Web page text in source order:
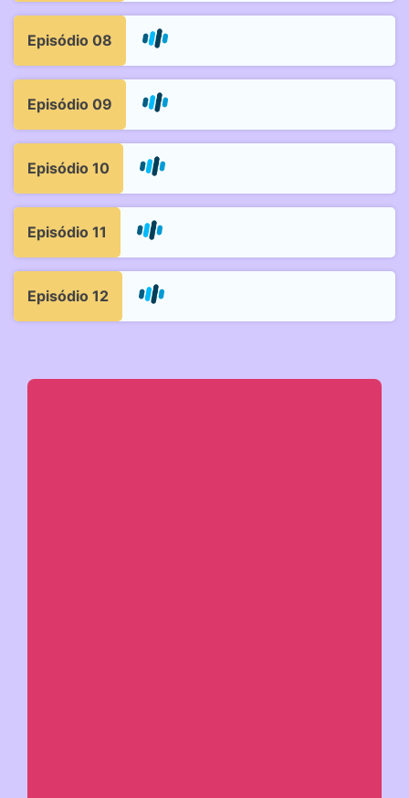
Episódio 08
Episódio 09
Episódio 10
Episódio 11
Episódio 12